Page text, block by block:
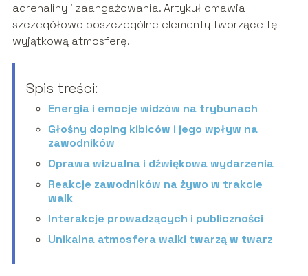
adrenaliny i zaangażowania. Artykuł omawia
szczegółowo poszczególne elementy tworzące tę
wyjątkową atmosferę.
Spis treści:
Energia i emocje widzów na trybunach
Głośny doping kibiców i jego wpływ na
zawodników
Oprawa wizualna i dźwiękowa wydarzenia
Reakcje zawodników na żywo w trakcie
walk
Interakcje prowadzących i publiczności
Unikalna atmosfera walki twarzą w twarz